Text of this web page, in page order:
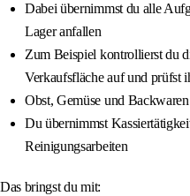
Dabei übernimmst du alle
Lager anfallen
Zum Beispiel kontrollierst du
Verkaufsfläche auf und prüfst
Obst, Gemüse und
Du übernimmst
Reinigungsarbeiten
Das bringst du mit: